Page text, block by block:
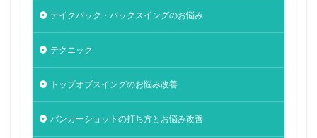
テイクバック・バックスイングのお悩み
テクニック
トップオブスイングのお悩み改善
バンカーショットの打ち方とお悩み改善